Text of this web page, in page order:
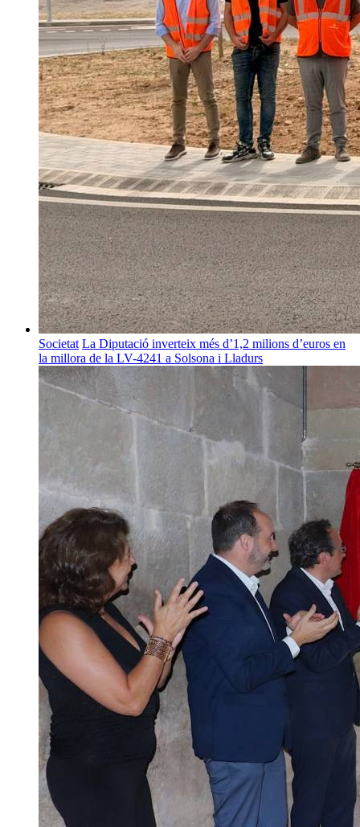
Societat La Diputació inverteix més d’1,2 milions d’euros en
la millora de la LV-4241 a Solsona i Lladurs